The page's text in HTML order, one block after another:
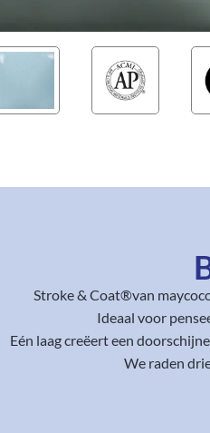
Stroke & Coat®van
Ideaal voor
Eén laag creëert een
We raden